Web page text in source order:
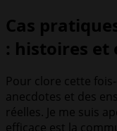
Cas
: histoires et
Pour clore cette
anecdotes et des
réelles. Je me suis
efficace est la